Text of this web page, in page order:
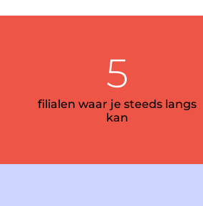
5
filialen waar je steeds langs
kan